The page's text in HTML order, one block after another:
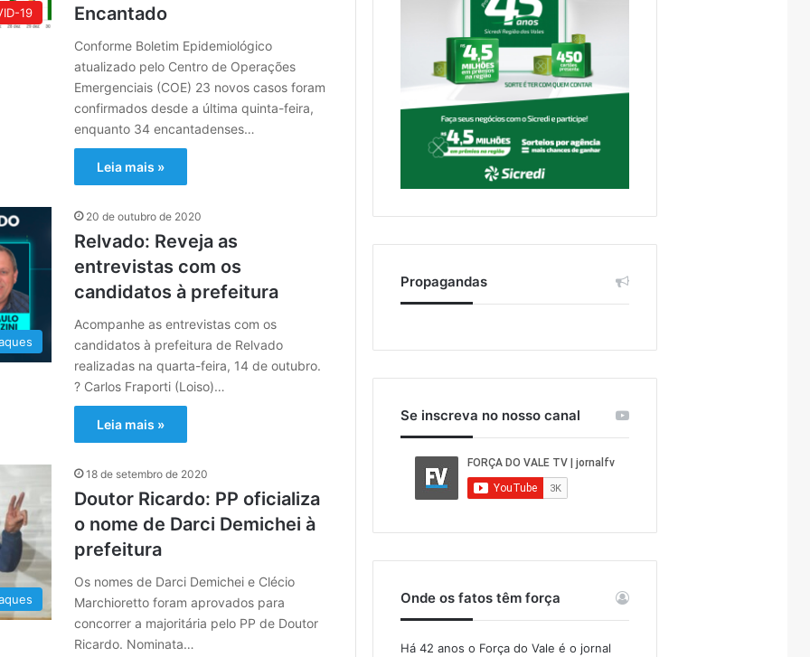
19
Encantado
Conforme Boletim Epidemiológico
atualizado pelo Centro de Operações
Emergenciais (COE) 23 novos casos foram
confirmados desde a última quinta-feira,
enquanto 34 encantadenses…
Leia mais »
20 de outubro de 2020
Relvado: Reveja as
entrevistas com os
candidatos à prefeitura
Acompanhe as entrevistas com os
candidatos à prefeitura de Relvado
realizadas na quarta-feira, 14 de outubro.
?️ Carlos Fraporti (Loiso)…
Leia mais »
18 de setembro de 2020
Doutor Ricardo: PP oficializa
o nome de Darci Demichei à
prefeitura
Os nomes de Darci Demichei e Clécio
Marchioretto foram aprovados para
concorrer a majoritária pelo PP de Doutor
Ricardo. Nominata…
Propagandas
Se inscreva no nosso canal
Onde os fatos têm força
Há 42 anos o Força do Vale é o jornal